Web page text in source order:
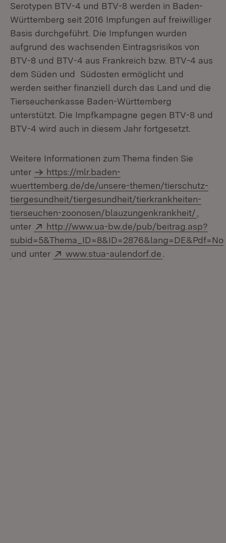
Serotypen BTV-4 und BTV-8 werden in Baden-
Württemberg seit 2016 Impfungen auf freiwilliger
Basis durchgeführt. Die Impfungen wurden
aufgrund des wachsenden Eintragsrisikos von
BTV-8 und BTV-4 aus Frankreich bzw. BTV-4 aus
dem Süden und Südosten ermöglicht und
werden seither finanziell durch das Land und die
Tierseuchenkasse Baden-Württemberg
unterstützt. Die Impfkampagne gegen BTV-8 und
BTV-4 wird auch in diesem Jahr fortgesetzt.
Weitere Informationen zum Thema finden Sie
unter
https://mlr.baden-
wuerttemberg.de/de/unsere-themen/tierschutz-
tiergesundheit/tiergesundheit/tierkrankheiten-
tierseuchen-zoonosen/blauzungenkrankheit/
unter
Extern:
http://www.ua-bw.de/pub/beitrag.asp?
subid=5&Thema_ID=8&ID=2876&lang=DE&Pdf=No
(Öffnet in neuem Fenster)
und unter Extern:
www.stua-aulendorf.de